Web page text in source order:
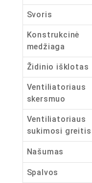
Svoris
Konstrukcinė
medžiaga
Židinio išklotas
Ventiliatoriaus
skersmuo
Ventiliatoriaus
sukimosi greitis
Našumas
Spalvos